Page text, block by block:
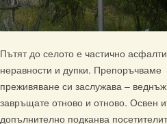
Пътят до селото е частично
неравности и дупки.
преживяване си заслужава –
завръщате отново и отново. Освен
допълнително подканва